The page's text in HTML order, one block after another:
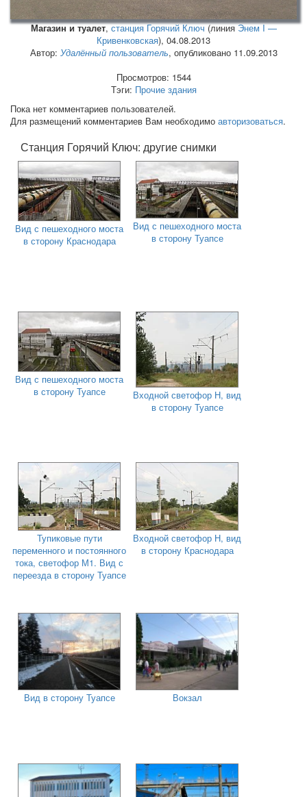
Магазин и туалет,станция Горячий Ключ (линияЭнем I —
Кривенковская), 04.08.2013
Автор: Удалённый пользователь, опубликовано 11.09.2013
Просмотров: 1544
Тэги: Прочие здания
Пока нет комментариев пользователей.
Для размещений комментариев Вам необходимо авторизоваться.
Станция Горячий Ключ: другие снимки
Вид с пешеходного моста
в сторону Краснодара
Вид с пешеходного моста
в сторону Туапсе
Вид с пешеходного моста
в сторону Туапсе
Входной светофор Н, вид
в сторону Туапсе
Тупиковые пути
переменного и постоянного
тока, светофор М1. Вид с
переезда в сторону Туапсе
Входной светофор Н, вид
в сторону Краснодара
Вид в сторону Туапсе Вокзал